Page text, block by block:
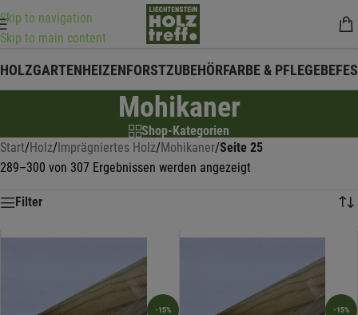
Skip to navigation
Skip to main content
HOLZGARTENHEIZENFORSTZUBEHÖRFARBE & PFLEGE
Mohikaner
Shop-Kategorien
Start/Holz/Imprägniertes Holz/Mohikaner/Seite 25
289–300 von 307 Ergebnissen werden angezeigt
Filter
-15% -15%